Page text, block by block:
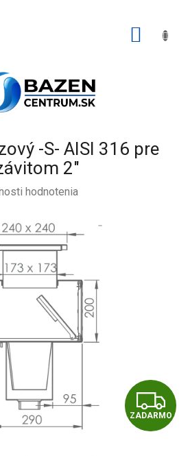
-S- AISI 316 pre
2"
hodnotenia
Z
A
ZADARMO